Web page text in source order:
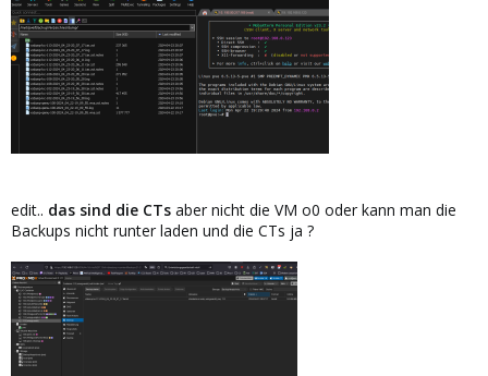
edit.. das sind die CTs aber nicht die VM o0 oder kann man die
Backups nicht runter laden und die CTs ja ?